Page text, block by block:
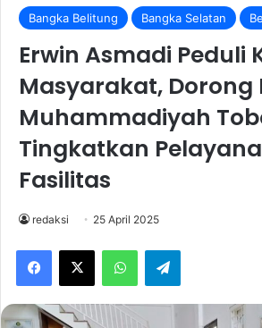
Bangka Belitung Bangka Selatan
Erwin Asmadi Peduli
Masyarakat, Dorong
Muhammadiyah
Tingkatkan
Fasilitas
redaksi 25 April 2025
Facebook
X WhatsAppTelegram